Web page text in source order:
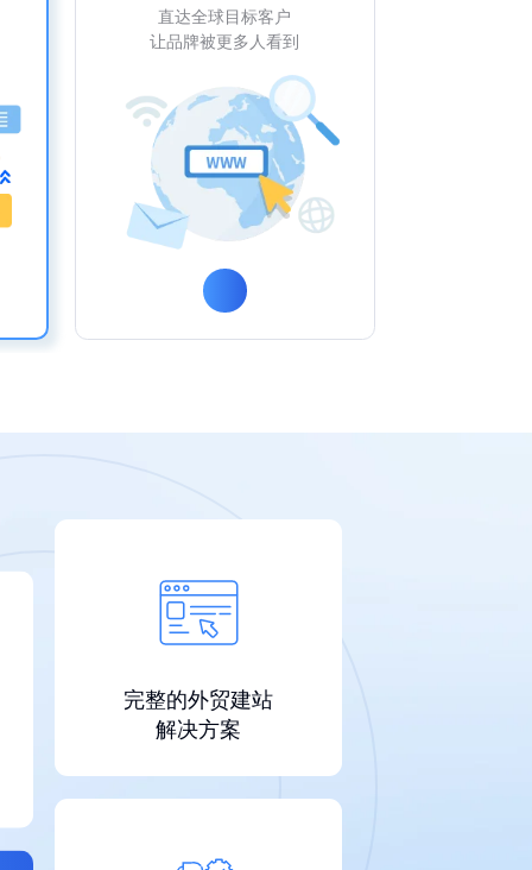
直达全球目标客户
让品牌被更多人看到
完整的外贸建站
解决方案